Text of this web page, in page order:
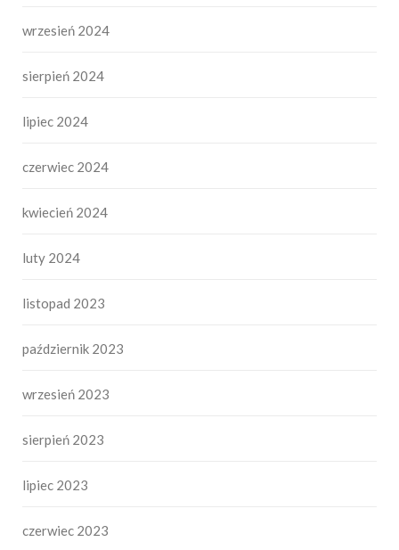
wrzesień 2024
sierpień 2024
lipiec 2024
czerwiec 2024
kwiecień 2024
luty 2024
listopad 2023
październik 2023
wrzesień 2023
sierpień 2023
lipiec 2023
czerwiec 2023